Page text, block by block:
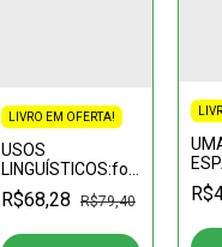
LIVRO EM OFERTA!
USOS
LINGUÍSTICOS:formas
e funções
R$68,28 R$79,40